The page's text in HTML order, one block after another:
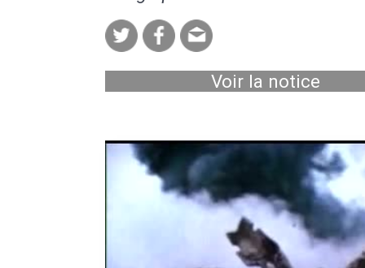
Voir la notice